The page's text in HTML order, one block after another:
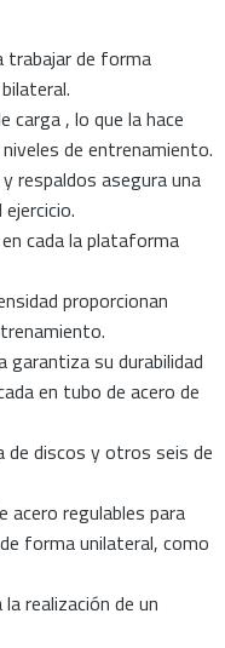
trabajar de forma
carga , lo que la hace
de entrenamiento.
respaldos asegura una
cada la plataforma
proporcionan
garantiza su durabilidad
en tubo de acero de
de discos y otros seis de
acero regulables para
forma unilateral, como
realización de un